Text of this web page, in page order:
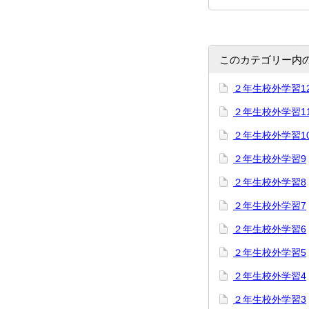
このカテゴリー内
２年生校外学習
２年生校外学習11
２年生校外学習
２年生校外学習9
２年生校外学習8
２年生校外学習7
２年生校外学習6
２年生校外学習5
２年生校外学習4
２年生校外学習3